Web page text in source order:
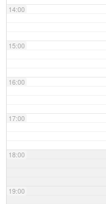
14:00
15:00
16:00
17:00
18:00
19:00